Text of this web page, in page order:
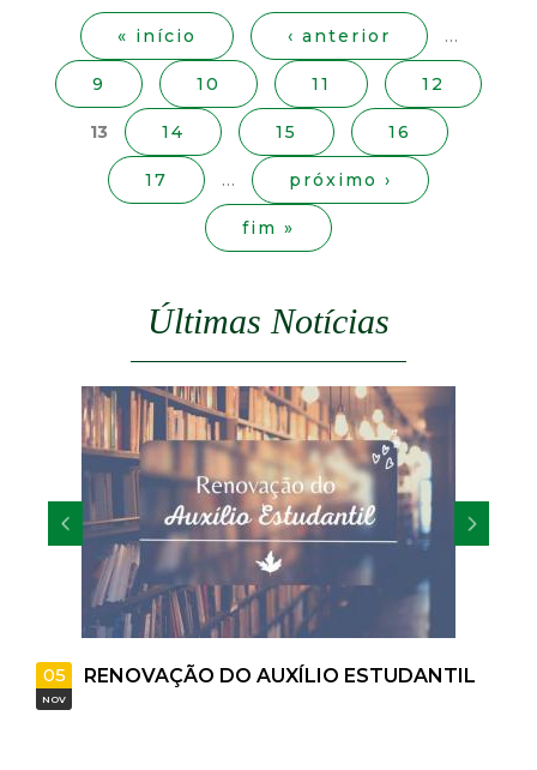
q
u
M
G
« início ‹ anterior …
9 10 11 12
13 14 15 16
17 … próximo ›
fim »
Últimas Notícias
RENOVAÇÃO DO AUXÍLIO ESTUDANTIL 07